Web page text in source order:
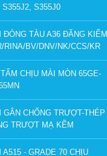
S355J2, S355J0
ĐÓNG TÀU A36 ĐĂNG KIỂM
RINA/BV/DNV/NK/CCS/KR
CHỊU MÀI MÒN 65GE-
GÂN CHỐNG TRƯỢT-THÉP
TRƯỢT MẠ KẼM
A515 - GRADE 70 CHỊU